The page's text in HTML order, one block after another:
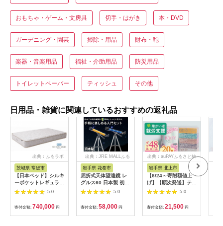
おもちゃ・ゲーム・文房具 切手・はがき 本・DVD
ガーデニング・園芸 掃除・用品 財布・鞄
楽器・音楽用品 福祉・介助用品 防災用品
トイレットペーパー ティッシュ その他
日用品・雑貨に関連しているおすすめの返礼品
出典：ふるラボ
茨城県 常総市
【日本ベッド】シルキ
ーポケットレギュラー
11334 シングル 日本
ベッド シルキーポケ
ットレギュラー シン
グル 通気性 ロングセ
ラー 放湿性 ※沖縄
5.0
寄付金額: 740,000 円
出典：JRE MALLふる
さと納税
岩手県 花巻市
屈折式天体望遠鏡 レ
グルス60 日本製 初心
者用 スマホ撮影 (カラ
ー：オレンジ）
【1835-2】
5.0
寄付金額: 58,000 円
出典：auPAYふるさと納
岩手県 北上市
【6/24～寄附額値上
げ】【順次発送】ティ
ッシュペーパー 20箱
＆ トイレットロール
(ダブル) 48個 福祉施
設支援 日用品 常備品
備蓄品 box ちり紙 テ
5.0
寄付金額: 21,500 円